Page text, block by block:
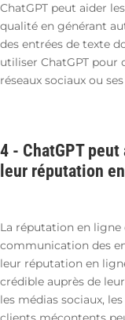
ChatGPT peut aider
qualité en générant
des entrées de texte
utiliser ChatGPT pour
réseaux sociaux ou
4 - ChatGPT
leur réputation
La réputation en
communication des
leur réputation en
crédible auprès de
les médias sociaux,